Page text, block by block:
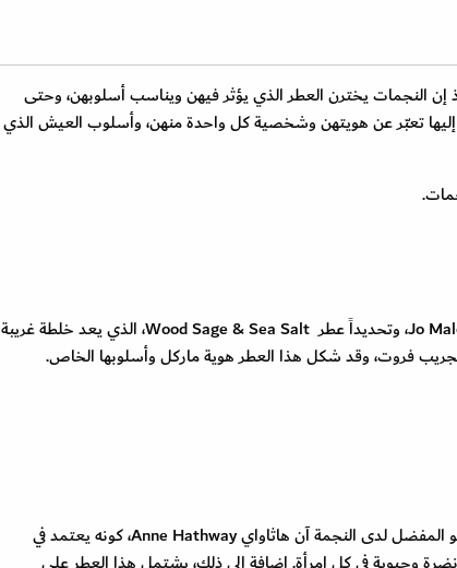
إن النجمات يخترن العطر الذي يؤثر فيهن ويناسب أسلوبهن، وحتى
تعبّر عن هويتهن وشخصية كل واحدة منهن، وأسلوب العيش الذي
Jo، وتحديداً عطر Wood Sage & Sea Salt، الذي يعد خلطة غريبة
فروت، وقد شكل هذا العطر هوية ماركل وأسلوبها الخاص.
المفضل لدى النجمة آن هاثاوايAnne Hathway، كونه يعتمد في